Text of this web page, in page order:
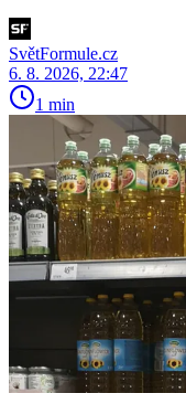
SvětFormule.cz
6. 8. 2026, 22:47
1 min